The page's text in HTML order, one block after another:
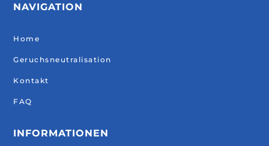
NAVIGATION
Home
Geruchsneutralisation
Kontakt
FAQ
INFORMATIONEN